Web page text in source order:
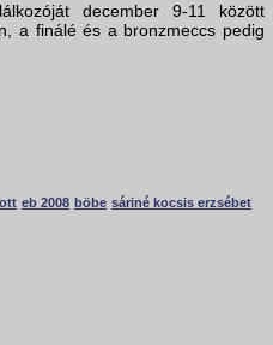
december 9-11 között
a finálé és a bronzmeccs pedig
eb 2008 böbe sáriné kocsis erzsébet